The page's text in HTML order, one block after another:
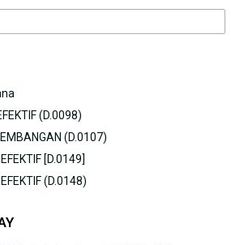
(D.0098)
(D.0107)
[D.0149]
(D.0148)